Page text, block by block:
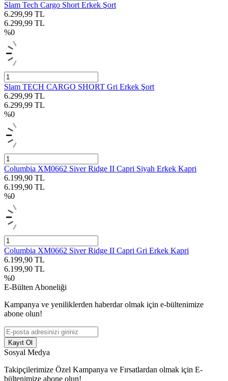
Slam Tech Cargo Short Erkek Şort
6.299,99 TL
6.299,99 TL
%0
Slam TECH CARGO SHORT Gri Erkek Şort
6.299,99 TL
6.299,99 TL
%0
Columbia XM0662 Siver Ridge II Capri Siyah Erkek Kapri
6.199,90 TL
6.199,90 TL
%0
Columbia XM0662 Siver Ridge II Capri Gri Erkek Kapri
6.199,90 TL
6.199,90 TL
%0
E-Bülten Aboneliği
Kampanya ve yeniliklerden haberdar olmak için e-bültenimize
abone olun!
Kayıt Ol
Sosyal Medya
Takipçilerimize Özel Kampanya ve Fırsatlardan olmak için E-
bültenimize abone olun!